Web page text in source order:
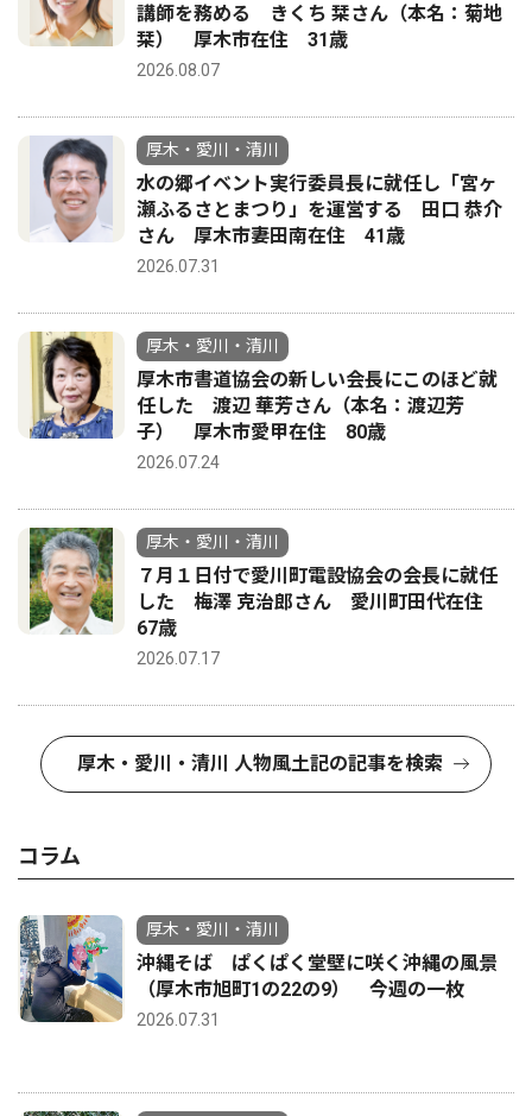
講師を務める きくち 栞さん（本名：菊地
栞） 厚木市在住 31歳
2026.08.07
厚木・愛川・清川
水の郷イベント実行委員長に就任し「宮ヶ
瀬ふるさとまつり」を運営する 田口 恭介
さん 厚木市妻田南在住 41歳
2026.07.31
厚木・愛川・清川
厚木市書道協会の新しい会長にこのほど就
任した 渡辺 華芳さん（本名：渡辺芳
子） 厚木市愛甲在住 80歳
2026.07.24
厚木・愛川・清川
７月１日付で愛川町電設協会の会長に就任
した 梅澤 克治郎さん 愛川町田代在住
67歳
2026.07.17
厚木・愛川・清川 人物風土記の記事を検索
コラム
厚木・愛川・清川
沖縄そば ぱくぱく堂壁に咲く沖縄の風景
（厚木市旭町1の22の9） 今週の一枚
2026.07.31